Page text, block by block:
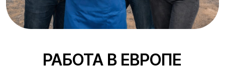
РАБОТА В ЕВРОПЕ